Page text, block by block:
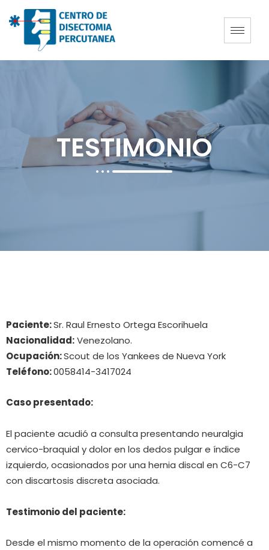
TESTIMONIO
Paciente:Sr. Raul Ernesto Ortega Escorihuela
Nacionalidad:Venezolano.
Ocupación:Scout de los Yankees de Nueva York
Teléfono:0058414-3417024
Caso presentado:
El paciente acudió a consulta presentando neuralgia
cervico-braquial y dolor en los dedos pulgar e índice
izquierdo, ocasionados por una hernia discal en C6-C7
con discartosis discreta asociada.
Testimonio del paciente:
Desde el mismo momento de la operación comencé a